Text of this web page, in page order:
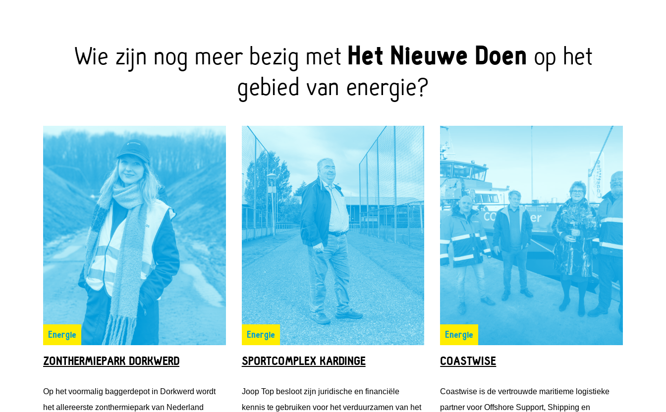
Wie zijn nog meer bezig met Het Nieuwe Doen op het
gebied van energie?
Energie
ZONTHERMIEPARK DORKWERD
Op het voormalig baggerdepot in Dorkwerd wordt
het allereerste zonthermiepark van Nederland
Energie
SPORTCOMPLEX KARDINGE
Joop Top besloot zijn juridische en financiële
kennis te gebruiken voor het verduurzamen van het
Energie
COASTWISE
Coastwise is de vertrouwde maritieme logistieke
partner voor Offshore Support, Shipping en